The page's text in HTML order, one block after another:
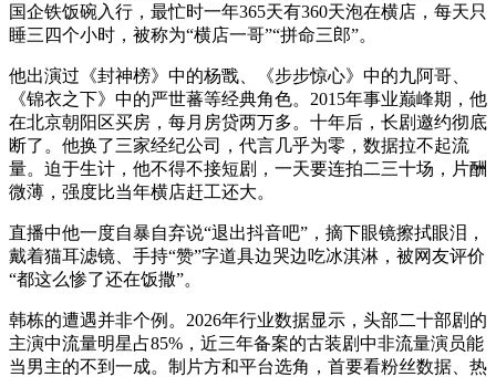
国企铁饭碗入行，最忙时一年365天有360天泡在横店，每天只
睡三四个小时，被称为“横店一哥”“拼命三郎”。
他出演过《封神榜》中的杨戬、《步步惊心》中的九阿哥、
《锦衣之下》中的严世蕃等经典角色。2015年事业巅峰期，他
在北京朝阳区买房，每月房贷两万多。十年后，长剧邀约彻底
断了。他换了三家经纪公司，代言几乎为零，数据拉不起流
量。迫于生计，他不得不接短剧，一天要连拍二三十场，片酬
微薄，强度比当年横店赶工还大。
直播中他一度自暴自弃说“退出抖音吧”，摘下眼镜擦拭眼泪，
戴着猫耳滤镜、手持“赞”字道具边哭边吃冰淇淋，被网友评价
“都这么惨了还在饭撒”。
韩栋的遭遇并非个例。2026年行业数据显示，头部二十部剧的
主演中流量明星占85%，近三年备案的古装剧中非流量演员能
当男主的不到一成。制片方和平台选角，首要看粉丝数据、热